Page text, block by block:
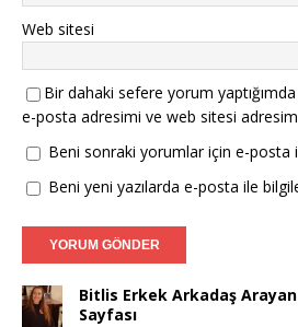
Web sitesi
Bir dahaki sefere yorum yaptığımda
e-posta adresimi ve web sitesi
Beni sonraki yorumlar için e-posta
Beni yeni yazılarda e-posta ile
Bitlis Erkek Arkadaş
Sayfası